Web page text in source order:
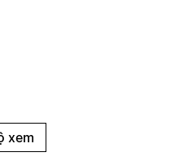
xem